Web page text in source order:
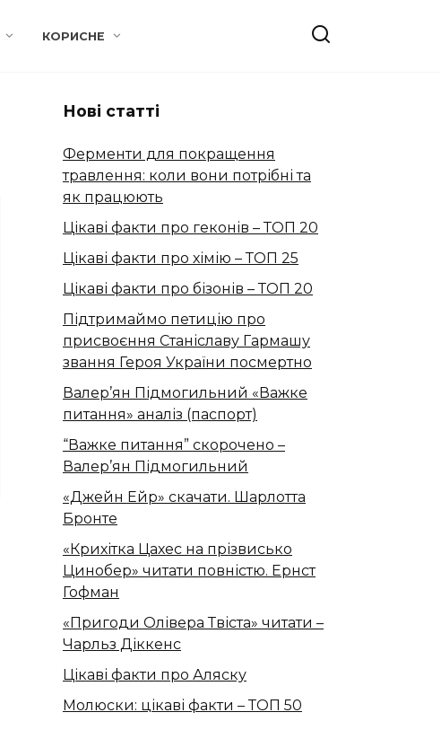
КОРИСНЕ
Нові статті
Ферменти для покращення
травлення: коли вони потрібні та
як працюють
Цікаві факти про геконів – ТОП 20
Цікаві факти про хімію – ТОП 25
Цікаві факти про бізонів – ТОП 20
Підтримаймо петицію про
присвоєння Станіславу Гармашу
звання Героя України посмертно
Валер’ян Підмогильний «Важке
питання» аналіз (паспорт)
“Важке питання” скорочено –
Валер’ян Підмогильний
«Джейн Ейр» скачати. Шарлотта
Бронте
«Крихітка Цахес на прізвисько
Цинобер» читати повністю. Ернст
Гофман
«Пригоди Олівера Твіста» читати –
Чарльз Діккенс
Цікаві факти про Аляску
Молюски: цікаві факти – ТОП 50